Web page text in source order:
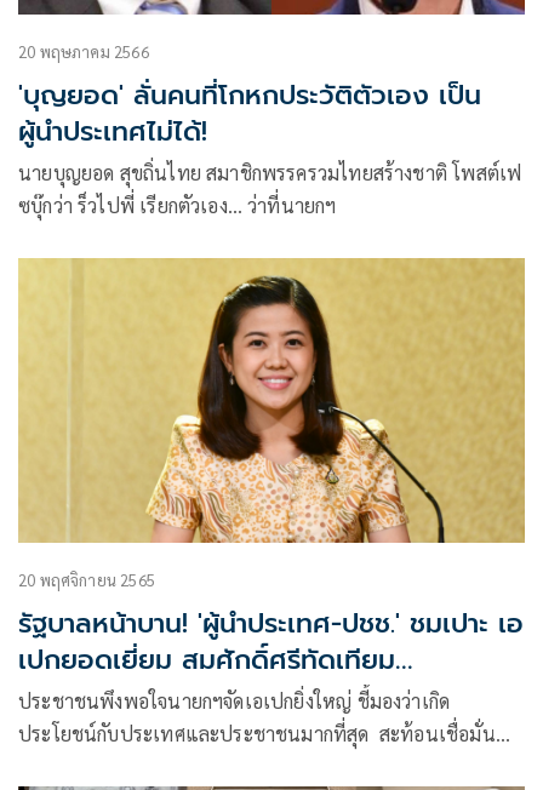
20 พฤษภาคม 2566
'บุญยอด' ลั่นคนที่โกหกประวัติตัวเอง เป็น
ผู้นำประเทศไม่ได้!
นายบุญยอด สุขถิ่นไทย สมาชิกพรรครวมไทยสร้างชาติ โพสต์เฟ
ซบุ๊กว่า ร็วไปพี่ เรียกตัวเอง… ว่าที่นายกฯ
20 พฤศจิกายน 2565
รัฐบาลหน้าบาน! 'ผู้นำประเทศ-ปชช.' ชมเปาะ เอ
เปกยอดเยี่ยม สมศักดิ์ศรีทัดเทียม
อารยประเทศ
ประชาชนพึงพอใจนายกฯจัดเอเปกยิ่งใหญ่ ชี้มองว่าเกิด
ประโยชน์กับประเทศและประชาชนมากที่สุด สะท้อนเชื่อมั่น